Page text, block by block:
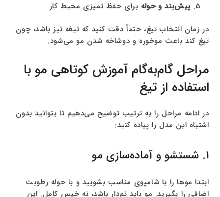
پیش‌بند و حوله برای حفظ تمیزی محیط کار
در زمان انتخاب تیغ، حتماً دقت کنید که تیغه تیز باشد، چون
تیغ کند باعث موخوره و دوشاخه شدن مو می‌شود.
مراحل گام‌به‌گام آموزش کوتاهی مو با
استفاده از تیغ
در ادامه مراحل را به ترتیب توضیح می‌دهیم تا بتوانید بدون
اشتباه این مدل را پیاده کنید:
۱. شستشو و آماده‌سازی مو
ابتدا موها را با شامپوی مناسب بشویید و با حوله رطوبت
اضافی را بگیرید. مو باید نم‌دار باشد، نه خیس کامل. این